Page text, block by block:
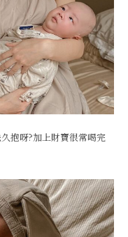
抱呀?加上財寶很常喝完